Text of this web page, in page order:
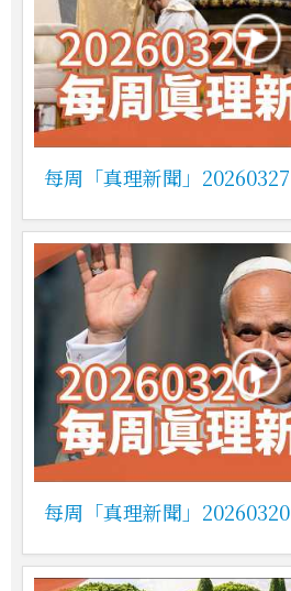
每周「真理新聞」20260327
每周「真理新聞」20260320